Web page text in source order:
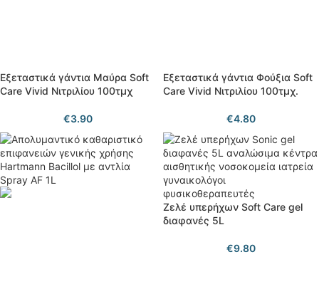
Εξεταστικά γάντια Μαύρα Soft
Care Vivid Νιτριλίου 100τμχ
€3.90
Εξεταστικά γάντια Φούξια Soft
Care Vivid Νιτριλίου 100τμχ.
€4.80
Ζελέ υπερήχων Soft Care gel
διαφανές 5L
€9.80